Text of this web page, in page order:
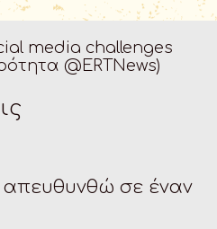
media challenges
@ERTNews)
απευθυνθώ σε έναν